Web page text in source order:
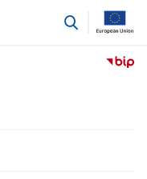
przejdź
Przejdź